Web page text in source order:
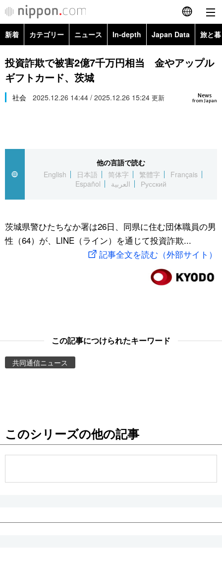
English
简体字
Русский
カテゴリー
経済・ビジネス
国際
文化
トップ
アーカイブ
In-depth
Japan Data
動画/Live
お知らせ
新着 カテゴリー ニュース In-depth Japan Data 旅と
政治・外交
経済・ビジネス
スポーツ・東京2020
Topics
投資詐欺で被害2億7千万円相当 金やアップル
ギフトカード、茨城
News
from Japan
社会 2025.12.26 14:44 / 2025.12.26 15:24 更新
他の言語で読む
English
日本語 简体字 繁體字
Français
Español
العربية Русский
茨城県警ひたちなか署は26日、同県に住む団体職員の男
性（64）が、LINE（ライン）を通じて投資詐欺...
記事全文を読む（外部サイト）
この記事につけられたキーワード
共同通信ニュース
このシリーズの他の記事